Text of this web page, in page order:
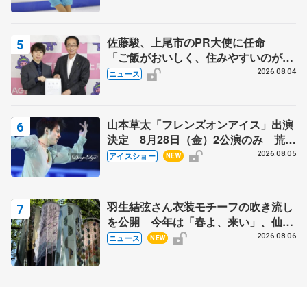
佐藤駿、上尾市のPR大使に任命
「ご飯がおいしく、住みやすいのが魅
力」
ニュース 2026.08.04
山本草太「フレンズオンアイス」出演
決定 8月28日（金）2公演のみ 荒川
静香さんプロデュース、20周年のアイ
アイスショー NEW 2026.08.05
羽生結弦さん衣装モチーフの吹き流し
を公開 今年は「春よ、来い」、仙台
の瑞鳳殿
ニュース NEW 2026.08.06